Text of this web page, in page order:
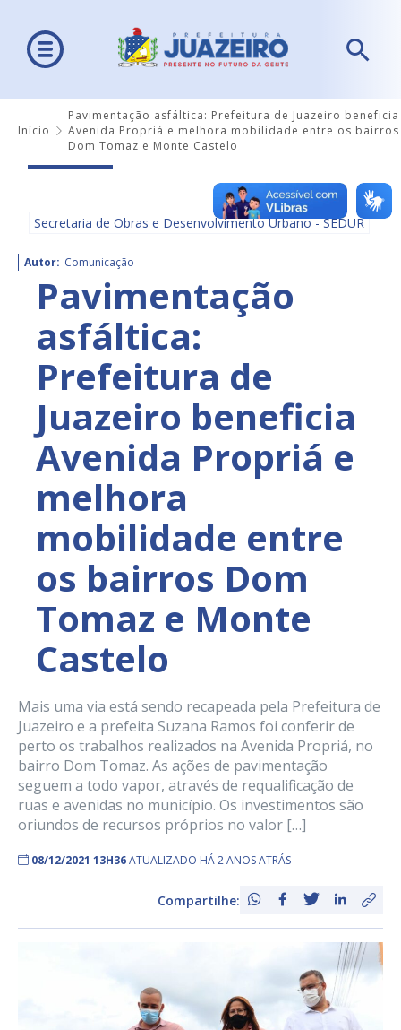
Início
Pavimentação asfáltica: Prefeitura de Juazeiro beneficia
Avenida Propriá e melhora mobilidade entre os bairros
Dom Tomaz e Monte Castelo
Secretaria de Obras e Desenvolvimento Urbano - SEDUR
Autor: Comunicação
Pavimentação
asfáltica:
Prefeitura de
Juazeiro beneficia
Avenida Propriá e
melhora
mobilidade entre
os bairros Dom
Tomaz e Monte
Castelo
Mais uma via está sendo recapeada pela Prefeitura de
Juazeiro e a prefeita Suzana Ramos foi conferir de
perto os trabalhos realizados na Avenida Propriá, no
bairro Dom Tomaz. As ações de pavimentação
seguem a todo vapor, através de requalificação de
ruas e avenidas no município. Os investimentos são
oriundos de recursos próprios no valor […]
08/12/2021 13H36ATUALIZADO HÁ 2 ANOS ATRÁS
Compartilhe: